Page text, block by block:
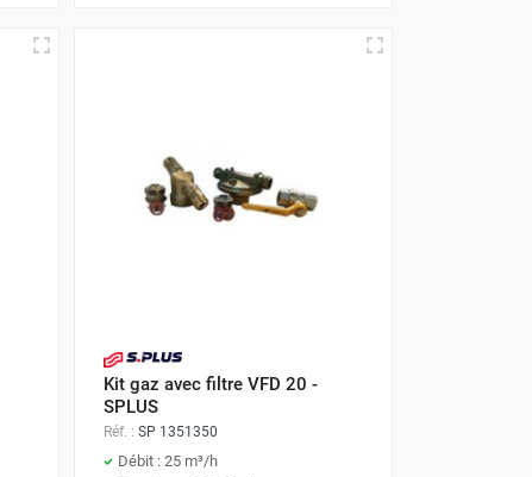
Kit gaz avec filtre VFD 20 -
SPLUS
Réf. : SP 1351350
Débit : 25 m³/h